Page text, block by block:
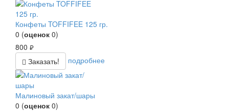
Конфеты TOFFIFEE 125 гр.
0 (оценок 0)
800 руб.
Заказать! подробнее
Малиновый закат/шары
0 (оценок 0)